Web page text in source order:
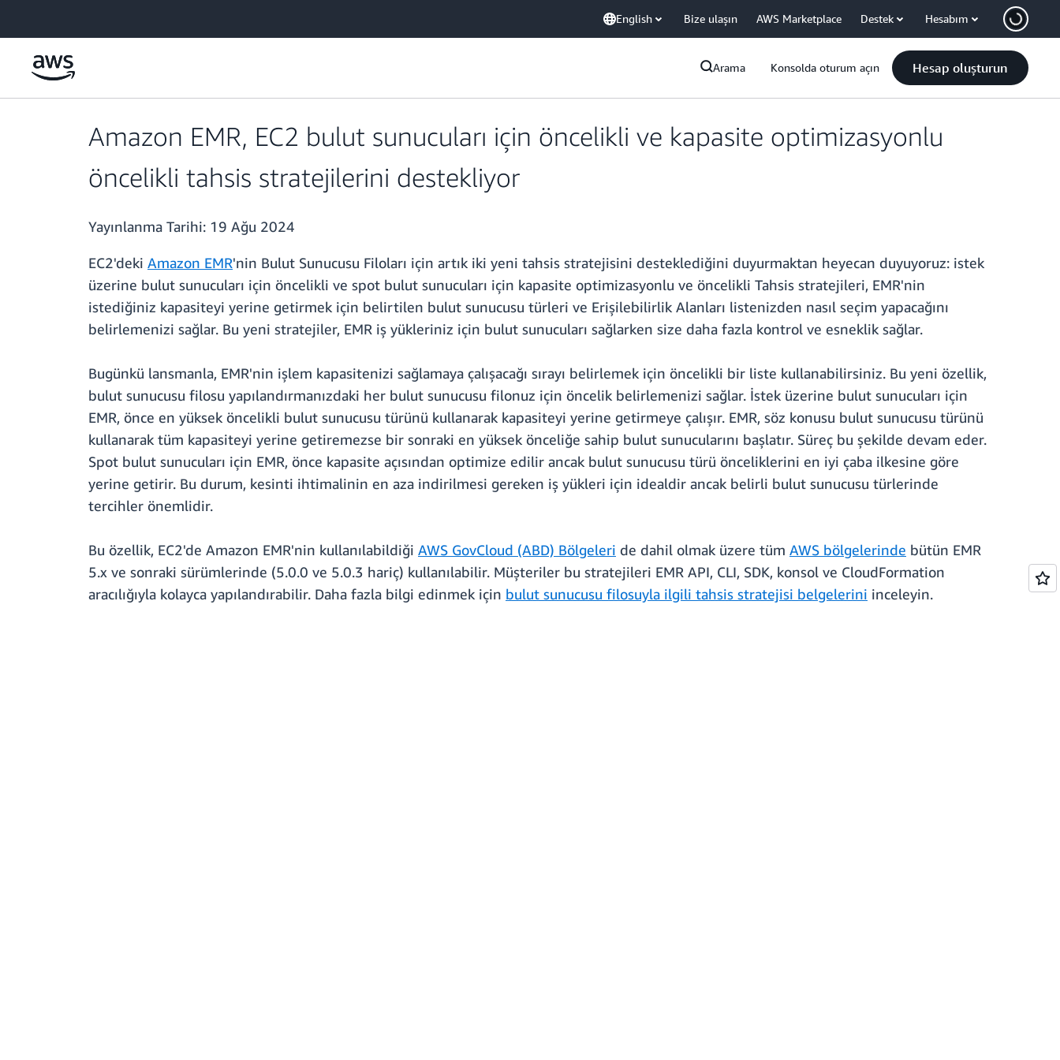
English Bize ulaşın AWS Marketplace Destek Hesabım
Arama Konsolda oturum açın Hesap oluşturun
Amazon EMR, EC2 bulut sunucuları için öncelikli ve kapasite optimizasyonlu
öncelikli tahsis stratejilerini destekliyor
Yayınlanma Tarihi: 19 Ağu 2024
EC2'deki Amazon EMR'nin Bulut Sunucusu Filoları için artık iki yeni tahsis stratejisini desteklediğini duyurmaktan heyecan duyuyoruz: istek
üzerine bulut sunucuları için öncelikli ve spot bulut sunucuları için kapasite optimizasyonlu ve öncelikli Tahsis stratejileri, EMR'nin
istediğiniz kapasiteyi yerine getirmek için belirtilen bulut sunucusu türleri ve Erişilebilirlik Alanları listenizden nasıl seçim yapacağını
belirlemenizi sağlar. Bu yeni stratejiler, EMR iş yükleriniz için bulut sunucuları sağlarken size daha fazla kontrol ve esneklik sağlar.
Bugünkü lansmanla, EMR'nin işlem kapasitenizi sağlamaya çalışacağı sırayı belirlemek için öncelikli bir liste kullanabilirsiniz. Bu yeni özellik,
bulut sunucusu filosu yapılandırmanızdaki her bulut sunucusu filonuz için öncelik belirlemenizi sağlar. İstek üzerine bulut sunucuları için
EMR, önce en yüksek öncelikli bulut sunucusu türünü kullanarak kapasiteyi yerine getirmeye çalışır. EMR, söz konusu bulut sunucusu türünü
kullanarak tüm kapasiteyi yerine getiremezse bir sonraki en yüksek önceliğe sahip bulut sunucularını başlatır. Süreç bu şekilde devam eder.
Spot bulut sunucuları için EMR, önce kapasite açısından optimize edilir ancak bulut sunucusu türü önceliklerini en iyi çaba ilkesine göre
yerine getirir. Bu durum, kesinti ihtimalinin en aza indirilmesi gereken iş yükleri için idealdir ancak belirli bulut sunucusu türlerinde
tercihler önemlidir.
Bu özellik, EC2'de Amazon EMR'nin kullanılabildiği AWS GovCloud (ABD) Bölgeleri de dahil olmak üzere tüm AWS bölgelerinde bütün EMR
5.x ve sonraki sürümlerinde (5.0.0 ve 5.0.3 hariç) kullanılabilir. Müşteriler bu stratejileri EMR API, CLI, SDK, konsol ve CloudFormation
aracılığıyla kolayca yapılandırabilir. Daha fazla bilgi edinmek için bulut sunucusu filosuyla ilgili tahsis stratejisi belgelerini inceleyin.